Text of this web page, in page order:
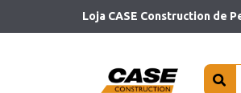
Loja CASE Construction de